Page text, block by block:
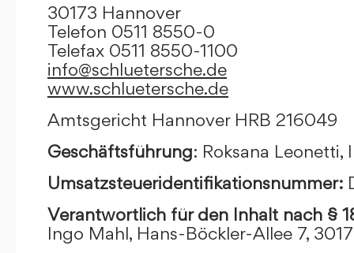
30173 Hannover
Telefon 0511 8550-0
Telefax 0511 8550-1100
info@schluetersche.de
www.schluetersche.de
Amtsgericht Hannover HRB 216049
Geschäftsführung: Roksana Leonetti,
Umsatzsteueridentifikationsnummer:
Verantwortlich für den Inhalt nach §
Ingo Mahl, Hans-Böckler-Allee 7,